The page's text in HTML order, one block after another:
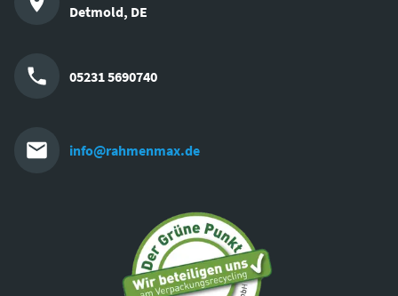
Detmold, DE
05231 5690740
info@rahmenmax.de